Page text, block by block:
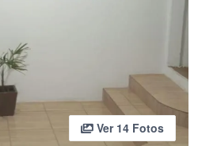
Ver 14 Fotos